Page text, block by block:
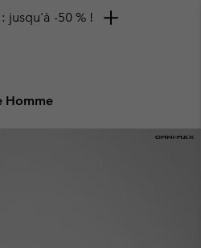
jusqu'à -50 % !
Homme